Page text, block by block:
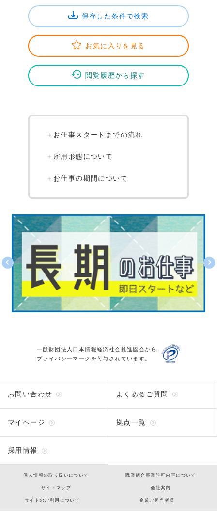
保存した条件で検索
お気に入りを見る
閲覧履歴から探す
お仕事スタートまでの流れ
雇用形態について
お仕事の期間について
一般財団法人日本情報経済社会推進協会から
プライバシーマークを付与されています。
お問い合わせ よくあるご質問
マイページ 拠点一覧
採用情報
個人情報の取り扱いについて
サイトマップ
サイトのご利用について
職業紹介事業許可内容について
会社案内
企業ご担当者様